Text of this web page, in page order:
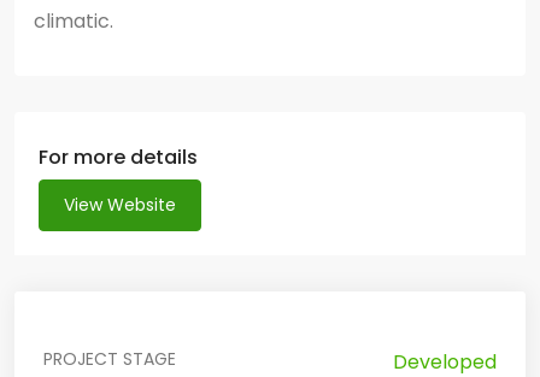
climatic.
For more details
View Website
PROJECT STAGE Developed